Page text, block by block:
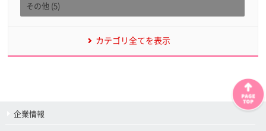
その他 (5)
カテゴリ全てを表示
企業情報